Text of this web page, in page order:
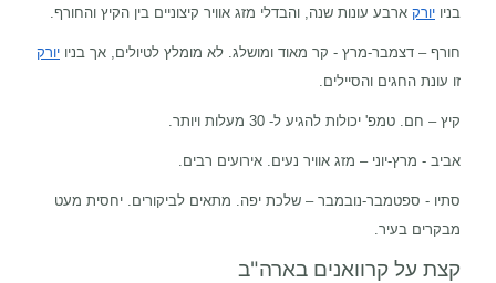
בניו יורק ארבע עונות שנה, והבדלי מזג אוויר קיצוניים בין הקיץ והחורף.
חורף – דצמבר-מרץ - קר מאוד ומושלג. לא מומלץ לטיולים, אך בניו יורק
זו עונת החגים והסיילים.
קיץ – חם. טמפ' יכולות להגיע ל- 30 מעלות ויותר.
אביב - מרץ-יוני – מזג אוויר נעים. אירועים רבים.
סתיו - ספטמבר-נובמבר – שלכת יפה. מתאים לביקורים. יחסית מעט
מבקרים בעיר.
קצת על קרוואנים בארה"ב